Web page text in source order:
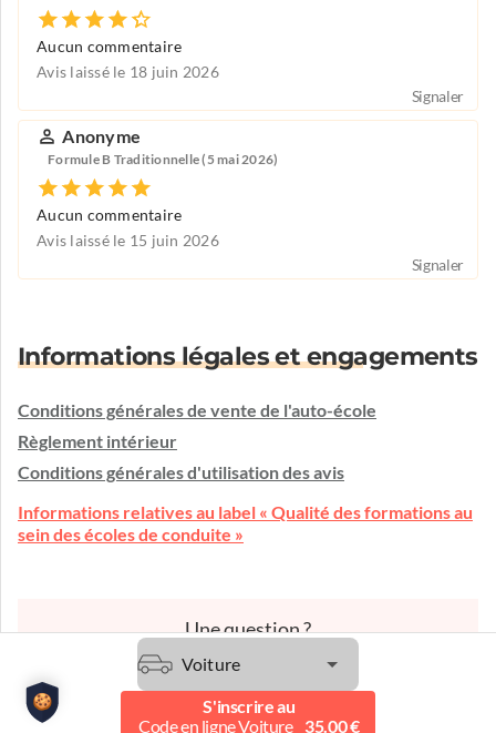
Aucun commentaire
Avis laissé le 18 juin 2026
Signaler
Anonyme
Formule B Traditionnelle (5 mai 2026)
Aucun commentaire
Avis laissé le 15 juin 2026
Signaler
Informations légales et engagements
Conditions générales de vente de l'auto-école
Règlement intérieur
Conditions générales d'utilisation des avis
Informations relatives au label « Qualité des formations au
sein des écoles de conduite »
Une question ?
L'auto-école vous écoute et vous conseille.
Etre contacté
Voiture
S'inscrire au
Code en ligne Voiture
35.00 €